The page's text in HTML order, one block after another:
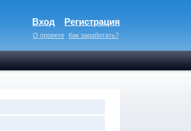
Вход Регистрация
О проекте Как заработать?